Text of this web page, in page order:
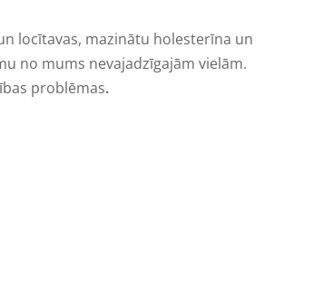
locītavas, mazinātu holesterīna un
no mums nevajadzīgajām vielām.
problēmas.